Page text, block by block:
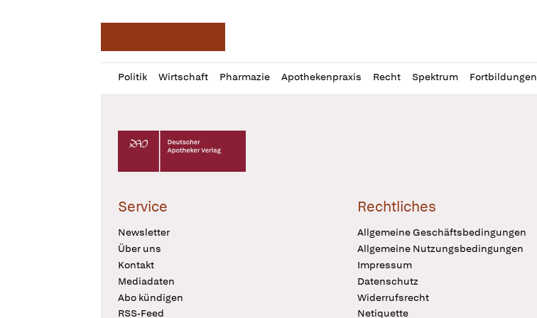
Politik Wirtschaft Pharmazie Apothekenpraxis Recht Spektrum Fortbildungen
Profil
öffnen
Daz
Pur
Deutscher Apotheker Verlag Logo
Service
Newsletter
Über uns
Kontakt
Mediadaten
Abo kündigen
RSS-Feed
Rechtliches
Allgemeine Geschäftsbedingungen
Allgemeine Nutzungsbedingungen
Impressum
Datenschutz
Widerrufsrecht
Netiquette